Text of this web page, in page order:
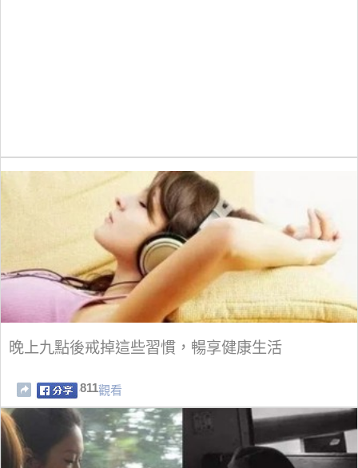
晚上九點後戒掉這些習慣，暢享健康生活
811觀看